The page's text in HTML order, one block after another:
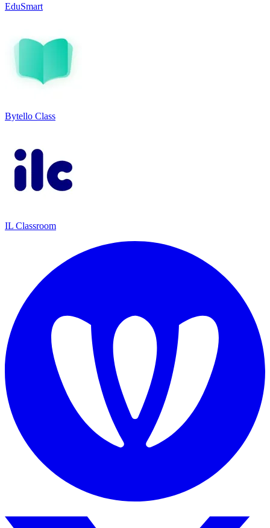
EduSmart
Bytello Class
IL Classroom